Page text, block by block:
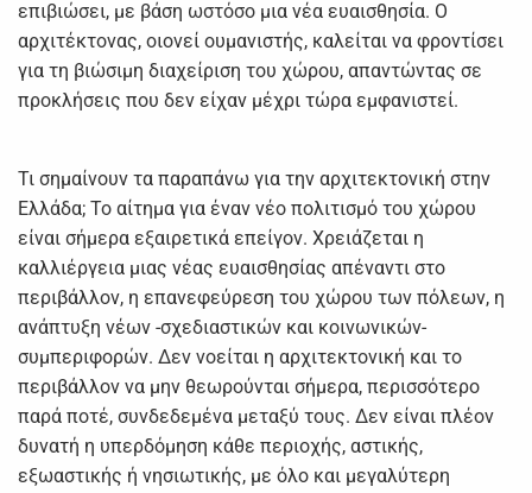
επιβιώσει, με βάση ωστόσο μια νέα ευαισθησία. Ο
αρχιτέκτονας, οιονεί ουμανιστής, καλείται να φροντίσει
για τη βιώσιμη διαχείριση του χώρου, απαντώντας σε
προκλήσεις που δεν είχαν μέχρι τώρα εμφανιστεί.
Τι σημαίνουν τα παραπάνω για την αρχιτεκτονική στην
Ελλάδα; Το αίτημα για έναν νέο πολιτισμό του χώρου
είναι σήμερα εξαιρετικά επείγον. Χρειάζεται η
καλλιέργεια μιας νέας ευαισθησίας απέναντι στο
περιβάλλον, η επανεφεύρεση του χώρου των πόλεων, η
ανάπτυξη νέων -σχεδιαστικών και κοινωνικών-
συμπεριφορών. Δεν νοείται η αρχιτεκτονική και το
περιβάλλον να μην θεωρούνται σήμερα, περισσότερο
παρά ποτέ, συνδεδεμένα μεταξύ τους. Δεν είναι πλέον
δυνατή η υπερδόμηση κάθε περιοχής, αστικής,
εξωαστικής ή νησιωτικής, με όλο και μεγαλύτερη